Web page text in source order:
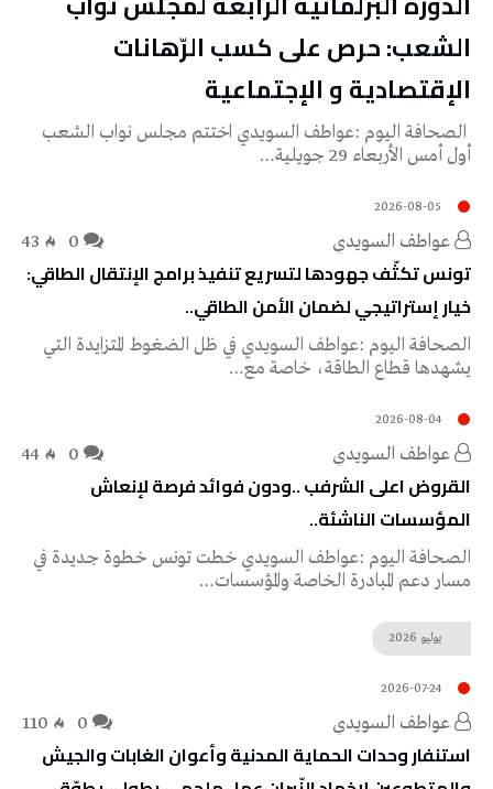
‬الإقتصادية‭ ‬و‭ ‬الإجتماعية
‬أول‭ ‬أمس‭ ‬الأربعاء‭ ‬29‭ ‬جويلية‭…
2026-08-05
عواطف‭ ‬السويدي 43
خيار‭ ‬إستراتيجي‭ ‬لضمان‭ ‬الأمن‭ ‬الطاقي‭..‬
‬يشهدها‭ ‬قطاع‭ ‬الطاقة،‭ ‬خاصة‭ ‬مع‭…
2026-08-04
عواطف‭ ‬السويدي 44
‬المؤسسات‭ ‬الناشئة‭..‬
‬مسار‭ ‬دعم‭ ‬المبادرة‭ ‬الخاصة‭ ‬والمؤسسات‭…
يوليو 2026
2026-07-24
عواطف‭ ‬السويدي 110